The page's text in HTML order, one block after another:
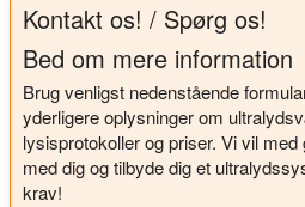
Kontakt os! / Spørg os!
Bed om mere information
Brug venligst nedenstående
yderligere oplysninger om
lysisprotokoller og priser. Vi vil
med dig og tilbyde dig et
krav!